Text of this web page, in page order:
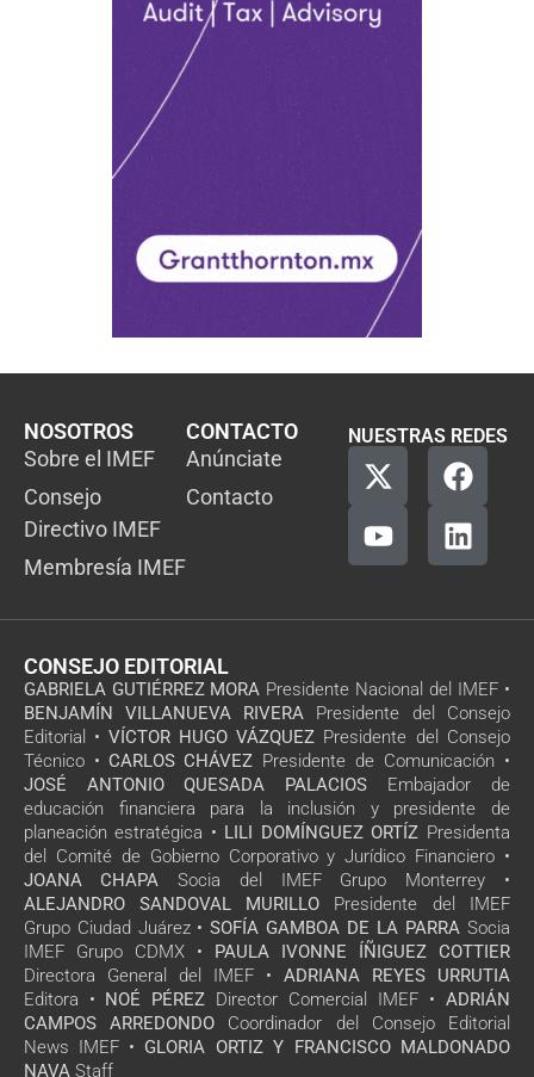
NOSOTROS
Sobre el IMEF
Consejo
Directivo IMEF
Membresía IMEF
CONTACTO
Anúnciate
Contacto
NUESTRAS REDES
CONSEJO EDITORIAL
GABRIELA GUTIÉRREZ MORA Presidente Nacional del IMEF •
BENJAMÍN VILLANUEVA RIVERA Presidente del Consejo
Editorial • VÍCTOR HUGO VÁZQUEZ Presidente del Consejo
Técnico • CARLOS CHÁVEZ Presidente de Comunicación •
JOSÉ ANTONIO QUESADA PALACIOS Embajador de
educación financiera para la inclusión y presidente de
planeación estratégica • LILI DOMÍNGUEZ ORTÍZ Presidenta
del Comité de Gobierno Corporativo y Jurídico Financiero •
JOANA CHAPA Socia del IMEF Grupo Monterrey •
ALEJANDRO SANDOVAL MURILLO Presidente del IMEF
Grupo Ciudad Juárez • SOFÍA GAMBOA DE LA PARRA Socia
IMEF Grupo CDMX • PAULA IVONNE ÍÑIGUEZ COTTIER
Directora General del IMEF • ADRIANA REYES URRUTIA
Editora • NOÉ PÉREZ Director Comercial IMEF • ADRIÁN
CAMPOS ARREDONDO Coordinador del Consejo Editorial
News IMEF • GLORIA ORTIZ Y FRANCISCO MALDONADO
NAVA Staff